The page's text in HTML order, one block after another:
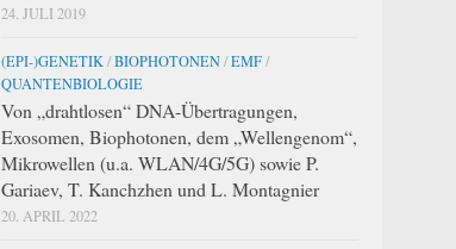
24. JULI 2019
(EPI-)GENETIK /BIOPHOTONEN/EMF/
QUANTENBIOLOGIE
Von „drahtlosen“ DNA-Übertragungen,
Exosomen, Biophotonen, dem „Wellengenom“,
Mikrowellen (u.a. WLAN/4G/5G) sowie P.
Gariaev, T. Kanchzhen und L. Montagnier
20. APRIL 2022